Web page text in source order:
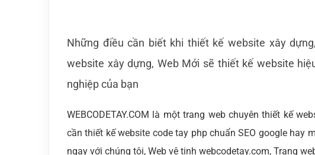
Những điều cần biết khi thiết kế website xây
website xây dựng, Web Mới sẽ thiết kế website
nghiệp của bạn
WEBCODETAY.COM là một trang web chuyên thiết kế
cần thiết kế website code tay php chuẩn SEO google hay
ngay với chúng tôi, Web vệ tinh webcodetay.com, Trang